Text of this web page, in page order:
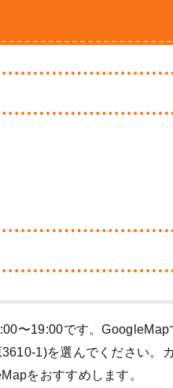
〜19:00です。GoogleMap
1)を選んでください。
をおすすめします。